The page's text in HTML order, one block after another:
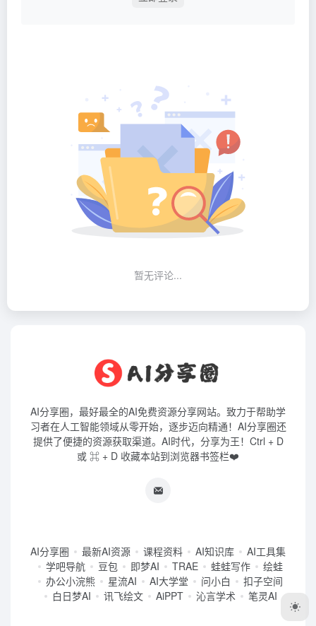
暂无评论...
AI分享圈，最好最全的AI免费资源分享网站。致力于帮助学
习者在人工智能领域从零开始，逐步迈向精通！AI分享圈还
提供了便捷的资源获取渠道。AI时代，分享为王！Ctrl + D
或 ⌘ + D 收藏本站到浏览器书签栏❤️
AI分享圈 最新AI资源 课程资料 AI知识库
AI工具集
学吧导航
豆包 即梦AI TRAE 蛙蛙写作
绘蛙
办公小浣熊
星流AI AI大学堂 问小白
扣子空间
白日梦AI
讯飞绘文 AiPPT 沁言学术 笔灵AI